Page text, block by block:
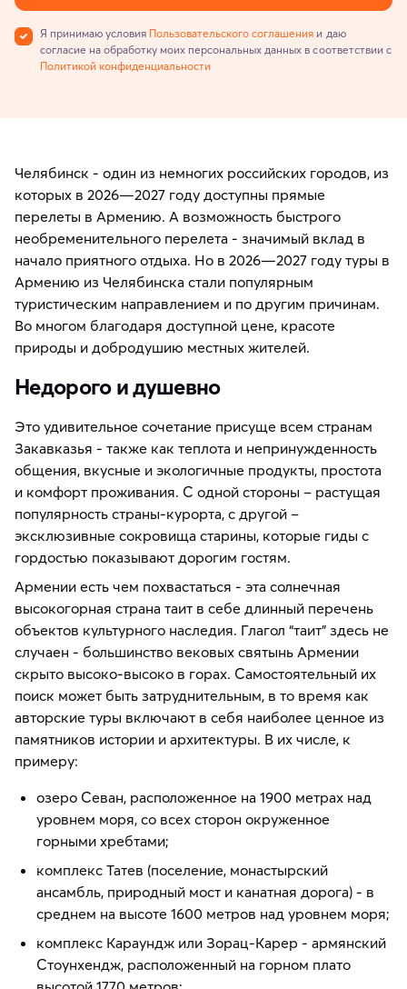
Я принимаю условия Пользовательского соглашения и даю
согласие на обработку моих персональных данных в соответствии с
Политикой конфиденциальности
Челябинск - один из немногих российских городов, из
которых в 2026—2027 году доступны прямые
перелеты в Армению. А возможность быстрого
необременительного перелета - значимый вклад в
начало приятного отдыха. Но в 2026—2027 году туры в
Армению из Челябинска стали популярным
туристическим направлением и по другим причинам.
Во многом благодаря доступной цене, красоте
природы и добродушию местных жителей.
Недорого и душевно
Это удивительное сочетание присуще всем странам
Закавказья - также как теплота и непринужденность
общения, вкусные и экологичные продукты, простота
и комфорт проживания. С одной стороны – растущая
популярность страны-курорта, с другой –
эксклюзивные сокровища старины, которые гиды с
гордостью показывают дорогим гостям.
Армении есть чем похвастаться - эта солнечная
высокогорная страна таит в себе длинный перечень
объектов культурного наследия. Глагол “таит” здесь не
случаен - большинство вековых святынь Армении
скрыто высоко-высоко в горах. Самостоятельный их
поиск может быть затруднительным, в то время как
авторские туры включают в себя наиболее ценное из
памятников истории и архитектуры. В их числе, к
примеру:
озеро Севан, расположенное на 1900 метрах над
уровнем моря, со всех сторон окруженное
горными хребтами;
комплекс Татев (поселение, монастырский
ансамбль, природный мост и канатная дорога) - в
среднем на высоте 1600 метров над уровнем моря;
комплекс Караундж или Зорац-Карер - армянский
Стоунхендж, расположенный на горном плато